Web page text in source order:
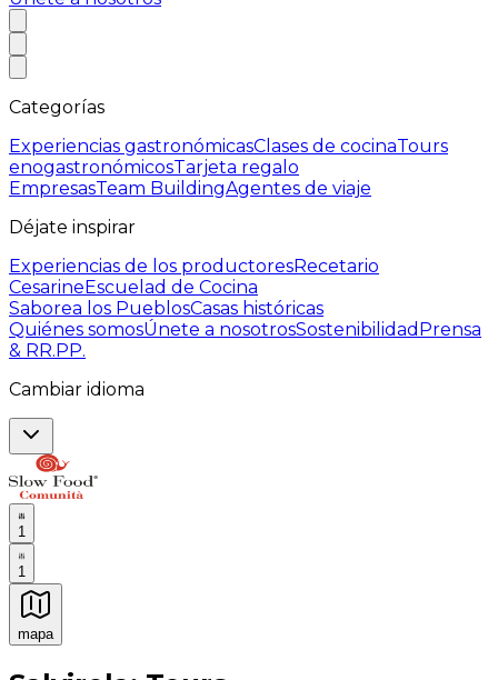
Categorías
Experiencias gastronómicasClases de cocinaTours
enogastronómicosTarjeta regalo
EmpresasTeam BuildingAgentes de viaje
Déjate inspirar
Experiencias de los productoresRecetario
CesarineEscuelad de Cocina
Saborea los PueblosCasas históricas
Quiénes somosÚnete a nosotrosSostenibilidad Prensa
& RR.PP.
Cambiar idioma
1
1
mapa